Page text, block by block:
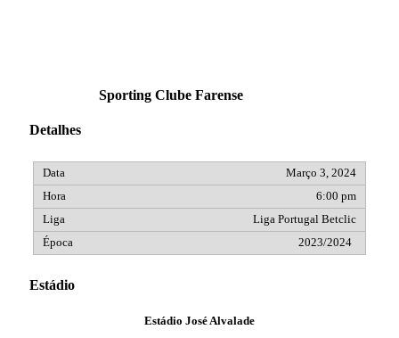
Sporting Clube Farense
Detalhes
Março 3, 2024
6:00 pm
Liga Portugal Betclic
2023/2024
Estádio
Estádio José Alvalade